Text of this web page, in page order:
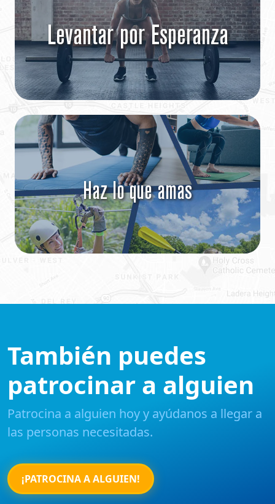
Levantar por Esperanza
Haz lo que amas
También puedes
patrocinar a alguien
Patrocina a alguien hoy y ayúdanos a llegar a
las personas necesitadas.
¡PATROCINA A ALGUIEN!